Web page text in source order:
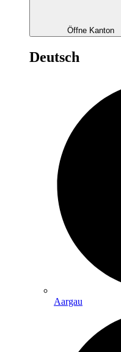
Öffne Kanton
Deutsch
Aargau